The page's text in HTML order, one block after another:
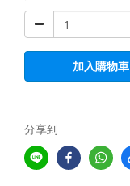
加入購物車
分享到